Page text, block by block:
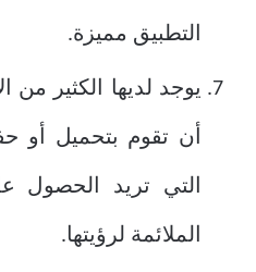
التطبيق مميزة.
يوجد لديها الكثير من
أن تقوم بتحميل أو
التي تريد الحصول
الملائمة لرؤيتها.